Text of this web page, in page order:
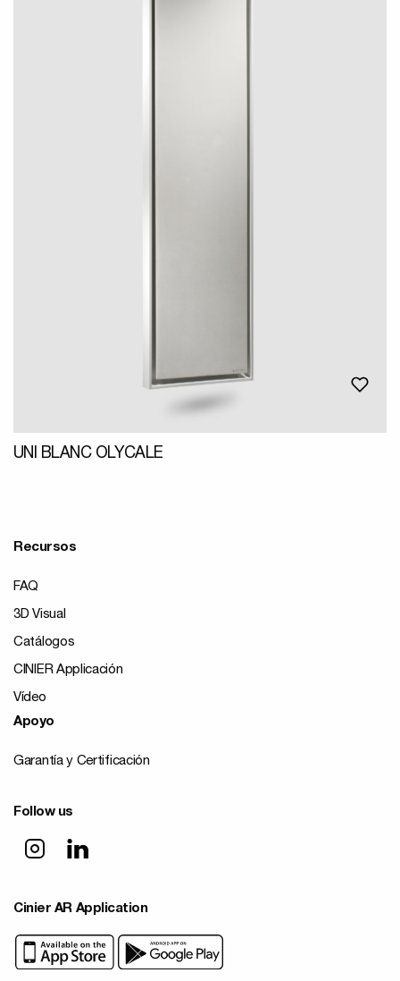
UNI BLANC OLYCALE
Recursos
FAQ
3D Visual
Catálogos
CINIER Applicación
Vídeo
Apoyo
Garantía y Certificación
Follow us
Cinier AR Application